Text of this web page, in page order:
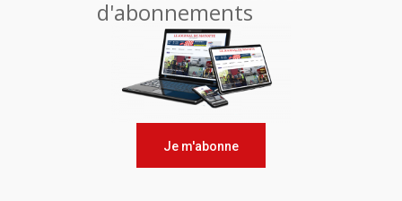
d'abonnements
Je m'abonne